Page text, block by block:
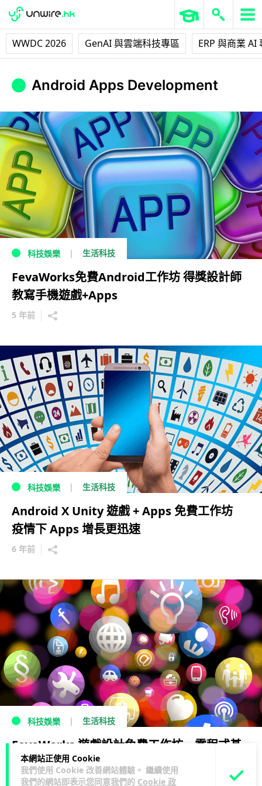
WWDC 2026 GenAI 與雲端科技專區 ERP 與商業 AI
本網站正使用 Cookie
我們使用 Cookie 改善網站體驗。 繼續使用
我們的網站即表示您同意我們的 Cookie 政
Android Apps Development
科技娛樂 生活科技
FevaWorks免費Android工作坊 得獎設計師
教寫手機遊戲+Apps
5 年前
科技娛樂 生活科技
Android X Unity 遊戲 + Apps 免費工作坊
疫情下 Apps 增長更迅速
6 年前
科技娛樂 生活科技
FevaWorks 遊戲設計免費工作坊 零程式基
礎亦可輕易上手
6 年前